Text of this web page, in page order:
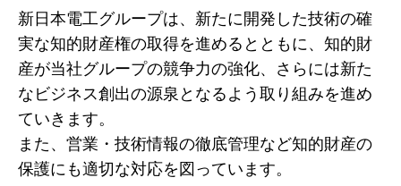
新日本電工グループは、新たに開発した技術の確
実な知的財産権の取得を進めるとともに、知的財
産が当社グループの競争力の強化、さらには新た
なビジネス創出の源泉となるよう取り組みを進め
ていきます。
また、営業・技術情報の徹底管理など知的財産の
保護にも適切な対応を図っています。